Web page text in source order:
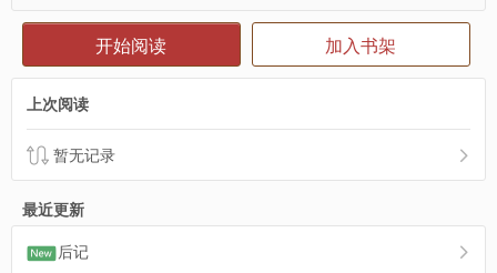
开始阅读 加入书架
上次阅读
暂无记录
最近更新
后记